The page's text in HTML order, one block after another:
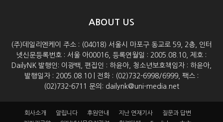
ABOUT US
(주)데일리엔케이 주소 : (04018) 서울시 마포구 동교로 59, 2층, 인터
넷신문등록번호 : 서울 아00016, 등록연월일 : 2005.08.10, 제호 :
DailyNK 발행인: 이광백, 편집인 : 하윤아, 청소년보호책임자 : 하윤아,
발행일자 : 2005.08.10 | 전화 : (02)732-6998/6999, 팩스 :
(02)732-6711 문의: dailynk@uni-media.net
회사소개 알립니다 후원안내 지난 연재기사
질문과 답변